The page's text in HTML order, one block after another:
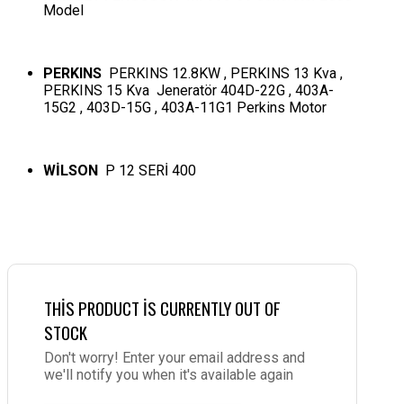
Model
PERKINS PERKINS 12.8KW , PERKINS 13 Kva ,
PERKINS 15 Kva Jeneratör 404D-22G , 403A-
15G2 , 403D-15G , 403A-11G1 Perkins Motor
WİLSON P 12 SERİ 400
THIS PRODUCT IS CURRENTLY OUT OF
STOCK
Don't worry! Enter your email address and
we'll notify you when it's available again